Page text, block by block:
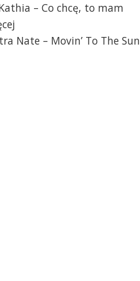
– Co chcę, to mam
Nate – Movin’ To The Sun